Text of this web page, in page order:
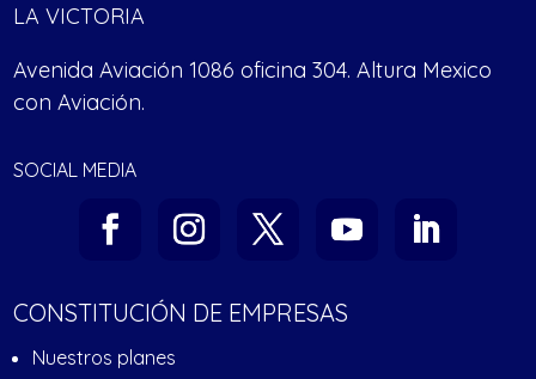
LA VICTORIA
Avenida Aviación 1086 oficina 304. Altura Mexico
con Aviación.
SOCIAL MEDIA
CONSTITUCIÓN DE EMPRESAS
Nuestros planes